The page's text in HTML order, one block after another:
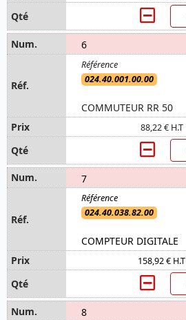
6
024.40.001.00.00
COMMUTEUR RR 50
88,22 € H.T
7
024.40.038.82.00
COMPTEUR DIGITALE
158,92 € H.T
8